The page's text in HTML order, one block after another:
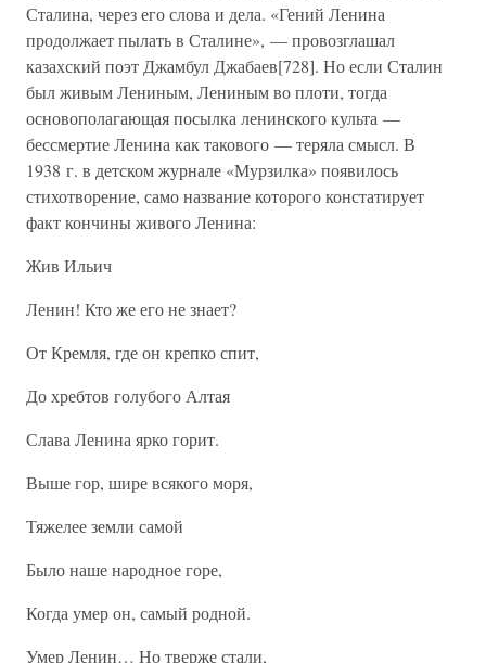
Сталина, через его слова и дела. «Гений Ленина
продолжает пылать в Сталине», — провозглашал
казахский поэт Джамбул Джабаев[728]. Но если Сталин
был живым Лениным, Лениным во плоти, тогда
основополагающая посылка ленинского культа —
бессмертие Ленина как такового — теряла смысл. В
1938 г. в детском журнале «Мурзилка» появилось
стихотворение, само название которого констатирует
факт кончины живого Ленина:
Жив Ильич
Ленин! Кто же его не знает?
От Кремля, где он крепко спит,
До хребтов голубого Алтая
Слава Ленина ярко горит.
Выше гор, шире всякого моря,
Тяжелее земли самой
Было наше народное горе,
Когда умер он, самый родной.
Умер Ленин… Но тверже стали,